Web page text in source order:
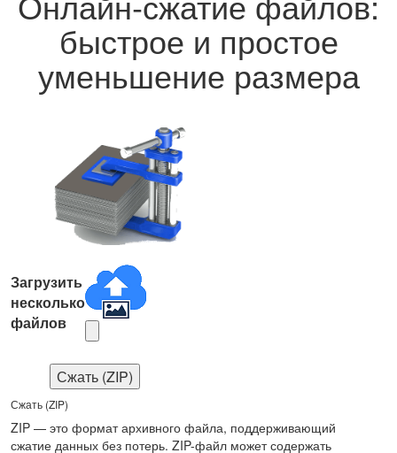
быстрое и простое
уменьшение размера
Загрузить
несколько
файлов
Сжать (ZIP)
Сжать (ZIP)
ZIP — это формат архивного файла, поддерживающий
сжатие данных без потерь. ZIP-файл может содержать